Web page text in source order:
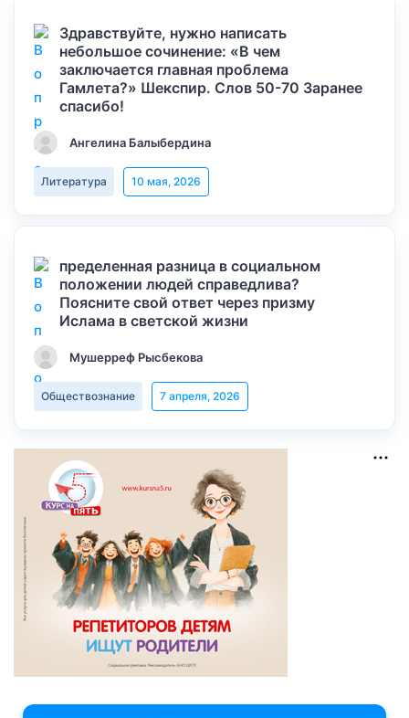
Здравствуйте, нужно написать
небольшое сочинение: «В чем
заключается главная проблема
Гамлета?» Шекспир. Слов 50-70 Заранее
спасибо!
Ангелина Балыбердина
Литература 10 мая, 2026
пределенная разница в социальном
положении людей справедлива?
Поясните свой ответ через призму
Ислама в светской жизни
Мушерреф Рысбекова
Обществознание 7 апреля, 2026